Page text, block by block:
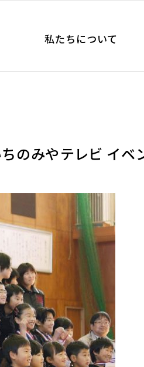
私たちについて
のみやテレビ イベ